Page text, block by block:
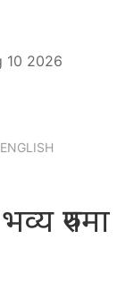
10 2026
ENGLISH
रुपमा